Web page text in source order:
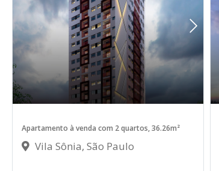
Apartamento à venda com 2 quartos, 36.26m²
Vila Sônia, São Paulo